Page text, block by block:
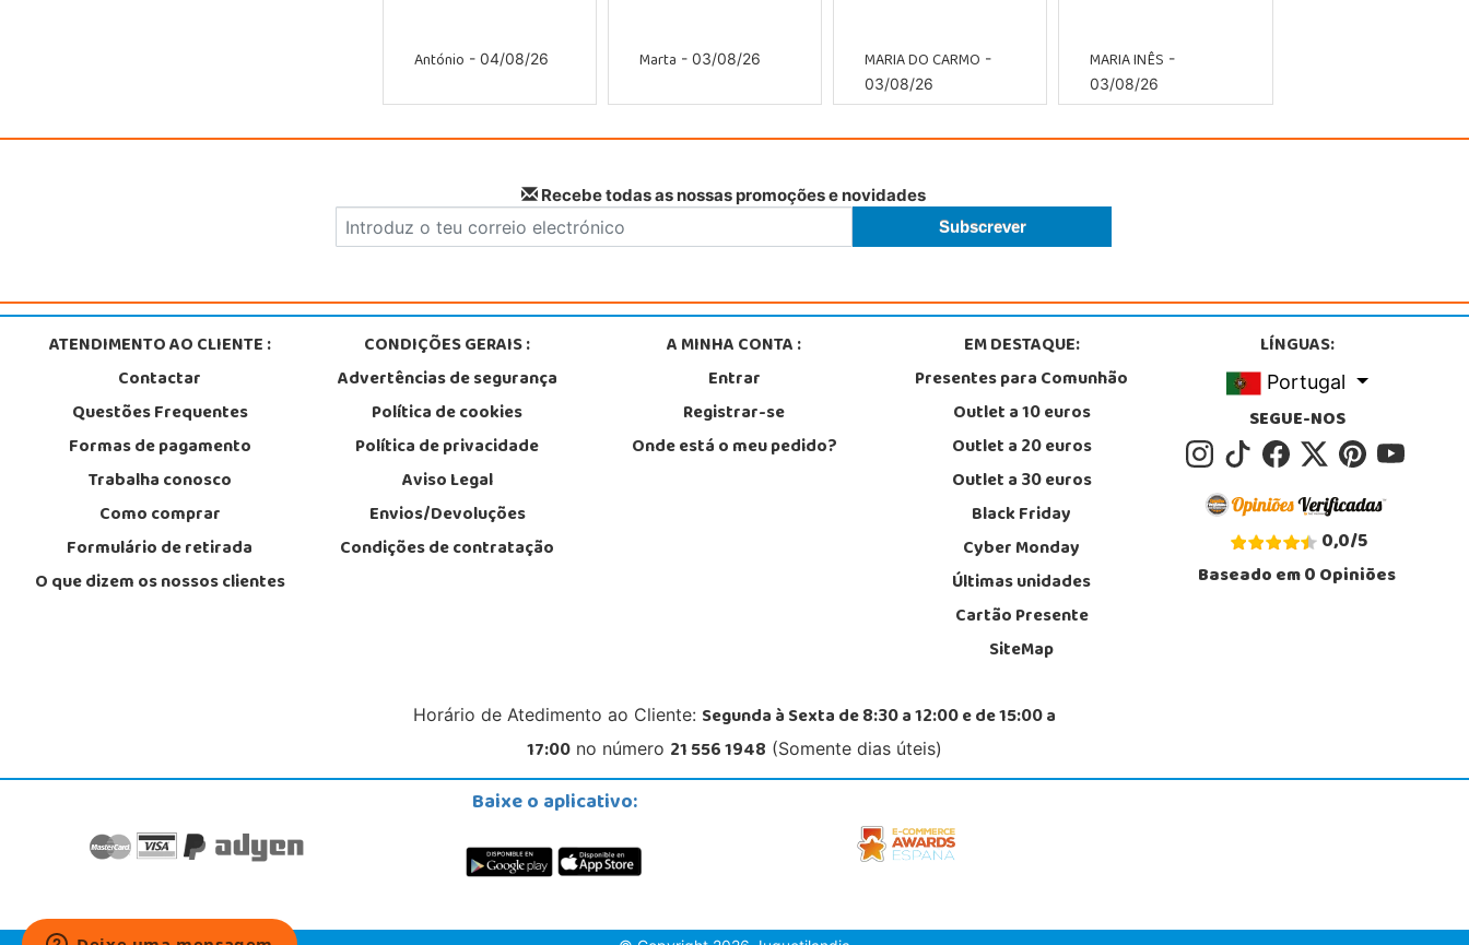
António - 04/08/26 Marta - 03/08/26 MARIA DO CARMO -
03/08/26
MARIA INÊS -
03/08/26
Recebe todas as nossas promoções e novidades
ATENDIMENTO AO CLIENTE :
Contactar
Questões Frequentes
Formas de pagamento
Trabalha conosco
Como comprar
Formulário de retirada
O que dizem os nossos clientes
CONDIÇÕES GERAIS :
Advertências de segurança
Política de cookies
Política de privacidade
Aviso Legal
Envios/Devoluções
Condições de contratação
A MINHA CONTA :
Entrar
Registrar-se
Onde está o meu pedido?
EM DESTAQUE:
Presentes para Comunhão
Outlet a 10 euros
Outlet a 20 euros
Outlet a 30 euros
Black Friday
Cyber Monday
Últimas unidades
Cartão Presente
SiteMap
LÍNGUAS:
Portugal
SEGUE-NOS
0,0/5
Baseado em0Opiniões
Horário de Atedimento ao Cliente: Segunda à Sexta de 8:30 a 12:00 e de 15:00 a
17:00 no número 21 556 1948 (Somente dias úteis)
Baixe o aplicativo: